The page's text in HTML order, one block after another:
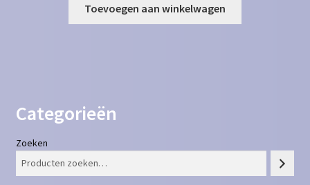
Toevoegen aan winkelwagen
Categorieën
Zoeken